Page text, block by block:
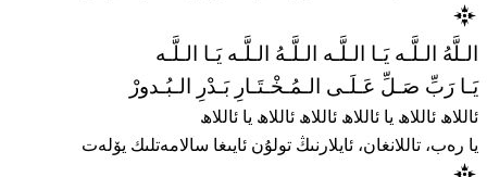
الـلَّهُ الـلَّـه يَـا الـلَّـه الـلَّـهُ الـلَّـه يَـا الـلَّـه
يَـا رَبِّ صَـلِّ عَـلَـى الـمُـخْـتَـارِ بَـدْرِ الـبُـدورْ
ئاللاھ ئاللاھ يا ئاللاھ ئاللاھ ئاللاھ يا ئاللاھ
يا رەب، تاللانغان، ئايلارنىڭ تولۇن ئايىغا سالامەتلىك يۆلەت